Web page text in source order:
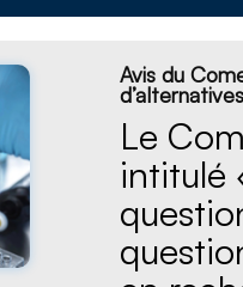
Avis du
Le
intitulé